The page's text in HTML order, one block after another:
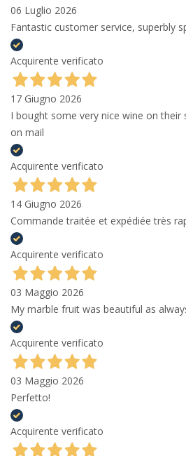
06 Luglio 2026
Fantastic customer service, superbly
Acquirente verificato
17 Giugno 2026
I bought some very nice wine on
on mail
Acquirente verificato
14 Giugno 2026
Commande traitée et expédiée très
Acquirente verificato
03 Maggio 2026
My marble fruit was beautiful as
Acquirente verificato
03 Maggio 2026
Perfetto!
Acquirente verificato